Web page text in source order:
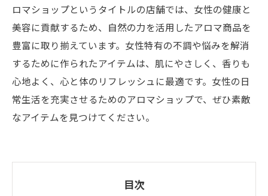
ロマショップというタイトルの店舗では、女性の健康と
美容に貢献するため、自然の力を活用したアロマ商品を
豊富に取り揃えています。女性特有の不調や悩みを解消
するために作られたアイテムは、肌にやさしく、香りも
心地よく、心と体のリフレッシュに最適です。女性の日
常生活を充実させるためのアロマショップで、ぜひ素敵
なアイテムを見つけてください。
目次